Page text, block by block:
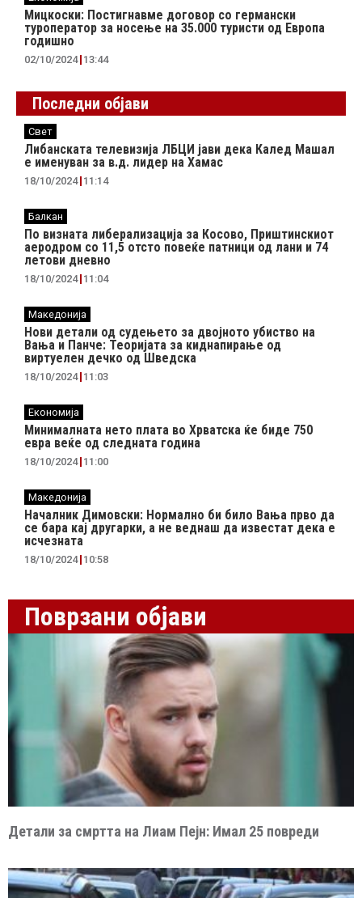
Мицкоски: Постигнавме договор со германски
туроператор за носење на 35.000 туристи од Европа
годишно
02/10/2024 13:44
Последни објави
Свет
Либанската телевизија ЛБЦИ јави дека Калед Машал
е именуван за в.д. лидер на Хамас
18/10/2024 11:14
Балкан
По визната либерализација за Косово, Приштинскиот
аеродром со 11,5 отсто повеќе патници од лани и 74
летови дневно
18/10/2024 11:04
Македонија
Нови детали од судењето за двојното убиство на
Вања и Панче: Теоријата за киднапирање од
виртуелен дечко од Шведска
18/10/2024 11:03
Економија
Минималната нето плата во Хрватска ќе биде 750
евра веќе од следната година
18/10/2024 11:00
Македонија
Началник Димовски: Нормално би било Вања прво да
се бара кај другарки, а не веднаш да известат дека е
исчезната
18/10/2024 10:58
Поврзани објави
Детали за смртта на Лиам Пејн: Имал 25 повреди